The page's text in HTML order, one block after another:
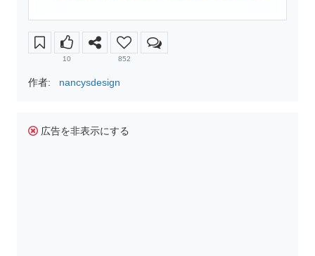
10 852
作者: nancysdesign
広告を非表示にする